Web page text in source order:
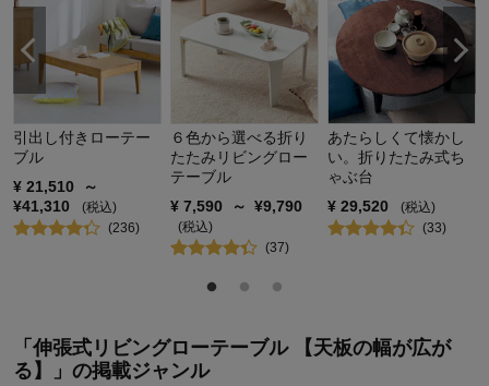
引出し付きローテー
ブル
¥ 21,510
～
¥41,310
(税込)
(236)
６色から選べる折り
たたみリビングロー
テーブル
¥ 7,590 ～ ¥9,790
(税込)
(37)
あたらしくて懐かし
い。折りたたみ式ち
ゃぶ台
¥ 29,520
(税込)
(33)
「伸張式リビングローテーブル 【天板の幅が広が
る】」の掲載ジャンル